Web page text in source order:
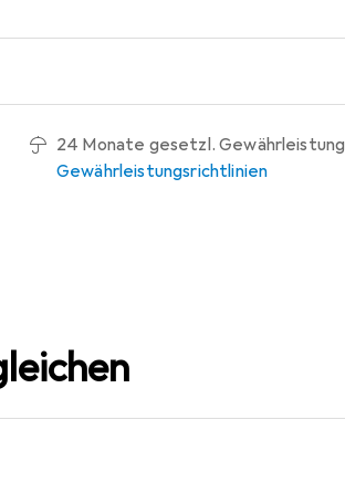
24 Monate gesetzl. Gewährleistung
Gewährleistungsrichtlinien